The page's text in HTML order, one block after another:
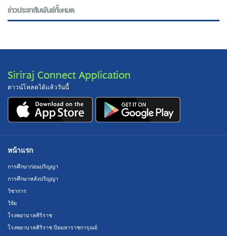
ข่าวประชาสัมพันธ์ทั้งหมด
Siriraj Connect Application
ดาวน์โหลดได้แล้ววันนี้
หน้าแรก
การศึกษาก่อนปริญญา
การศึกษาหลังปริญญา
วิชาการ
วิจัย
โรงพยาบาลศิริราช
โรงพยาบาลศิริราช ปิยมหาราชการุณย์